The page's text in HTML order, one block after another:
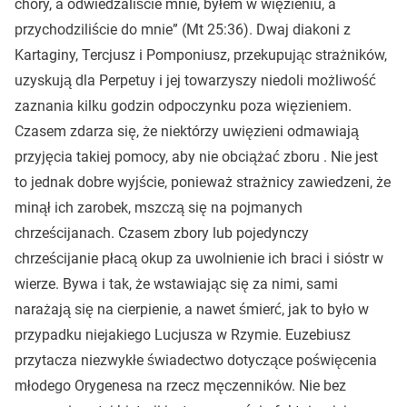
chory, a odwiedzaliście mnie, byłem w więzieniu, a
przychodziliście do mnie” (Mt 25:36). Dwaj diakoni z
Kartaginy, Tercjusz i Pomponiusz, przekupując strażników,
uzyskują dla Perpetuy i jej towarzyszy niedoli możliwość
zaznania kilku godzin odpoczynku poza więzieniem.
Czasem zdarza się, że niektórzy uwięzieni odmawiają
przyjęcia takiej pomocy, aby nie obciążać zboru . Nie jest
to jednak dobre wyjście, ponieważ strażnicy zawiedzeni, że
minął ich zarobek, mszczą się na pojmanych
chrześcijanach. Czasem zbory lub pojedynczy
chrześcijanie płacą okup za uwolnienie ich braci i sióstr w
wierze. Bywa i tak, że wstawiając się za nimi, sami
narażają się na cierpienie, a nawet śmierć, jak to było w
przypadku niejakiego Lucjusza w Rzymie. Euzebiusz
przytacza niezwykłe świadectwo dotyczące poświęcenia
młodego Orygenesa na rzecz męczenników. Nie bez